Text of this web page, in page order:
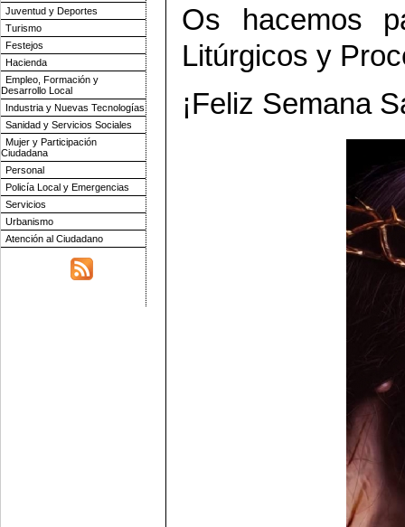
Juventud y Deportes
Turismo
Festejos
Hacienda
Empleo, Formación y
Desarrollo Local
Industria y Nuevas Tecnologías
Sanidad y Servicios Sociales
Mujer y Participación
Ciudadana
Personal
Policía Local y Emergencias
Servicios
Urbanismo
Atención al Ciudadano
Os hacemos
Litúrgicos y
¡Feliz Semana